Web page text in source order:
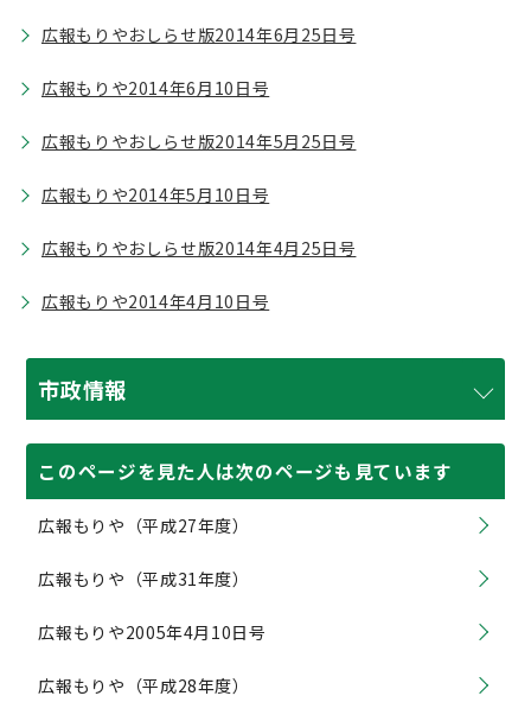
広報もりやおしらせ版2014年6月25日号
広報もりや2014年6月10日号
広報もりやおしらせ版2014年5月25日号
広報もりや2014年5月10日号
広報もりやおしらせ版2014年4月25日号
広報もりや2014年4月10日号
市政情報
このページを見た人は次のページも見ています
広報もりや（平成27年度）
広報もりや（平成31年度）
広報もりや2005年4月10日号
広報もりや（平成28年度）